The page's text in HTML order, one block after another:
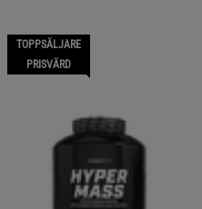
TOPPSÄLJARE
PRISVÄRD